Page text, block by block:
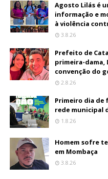
Agosto Lilás é
informação e
à violência
3.8.26
Prefeito de
primeira-dama,
convenção do
2.8.26
Primeiro dia de
rede municipal
1.8.26
Homem sofre
em Mombaça
3.8.26